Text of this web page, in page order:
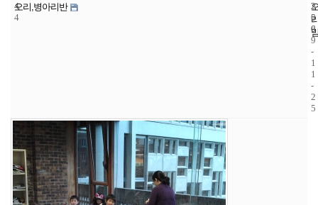
4
4
오리,병아리반
2
5
6
2
0
0
9
-
1
1
-
2
5